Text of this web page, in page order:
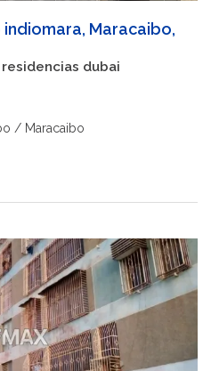
Maracaibo,
dubai
/ Maracaibo